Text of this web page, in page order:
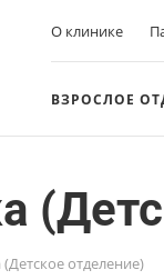
О клинике
ВЗРОСЛОЕ
отделение)